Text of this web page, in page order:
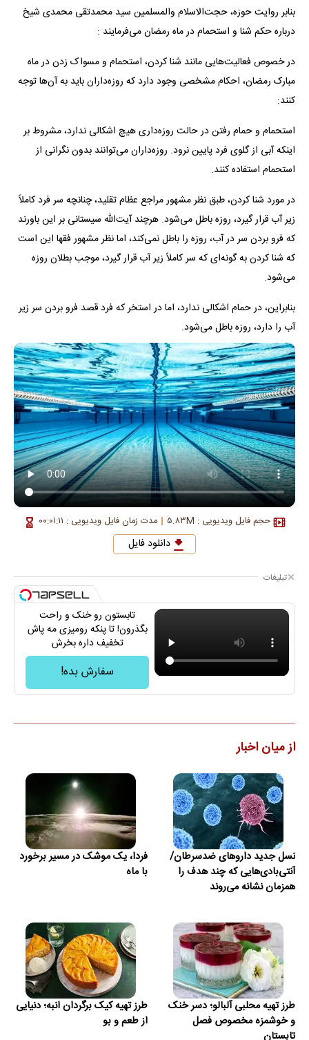
بنابر روایت حوزه، حجت‌الاسلام والمسلمین سید محمدتقی محمدی شیخ
درباره حکم شنا و استحمام در ماه رمضان می‌فرمایند :
در خصوص فعالیت‌هایی مانند شنا کردن، استحمام و مسواک زدن در ماه
مبارک رمضان، احکام مشخصی وجود دارد که روزه‌داران باید به آن‌ها توجه
کنند:
استحمام و حمام رفتن در حالت روزه‌داری هیچ اشکالی ندارد، مشروط بر
اینکه آبی از گلوی فرد پایین نرود. روزه‌داران می‌توانند بدون نگرانی از
استحمام استفاده کنند.
در مورد شنا کردن، طبق نظر مشهور مراجع عظام تقلید، چنانچه سر فرد کاملاً
زیر آب قرار گیرد، روزه باطل می‌شود. هرچند آیت‌الله سیستانی بر این باورند
که فرو بردن سر در آب، روزه را باطل نمی‌کند، اما نظر مشهور فقها این است
که شنا کردن به گونه‌ای که سر کاملاً زیر آب قرار گیرد، موجب بطلان روزه
می‌شود.
بنابراین، در حمام اشکالی ندارد، اما در استخر که فرد قصد فرو بردن سر زیر
آب را دارد، روزه باطل می‌شود.
حجم فایل ویدیویی : ۵.۸۳M مدت زمان فایل ویدیویی : ۰۰:۰۱:۱۱
دانلود فایل
تبلیغات
تابستون رو خنک و راحت
بگذرون! تا پنکه رومیزی مه پاش
تخفیف داره بخرش
سفارش بده!
از میان اخبار
نسل جدید داروهای ضدسرطان/
آنتی‌بادی‌هایی که چند هدف را
همزمان نشانه می‌روند
فردا، یک موشک در مسیر برخورد
با ماه
طرز تهیه محلبی آلبالو؛ دسر خنک
و خوشمزه مخصوص فصل
تابستان
طرز تهیه کیک برگردان انبه؛ دنیایی
از طعم و بو